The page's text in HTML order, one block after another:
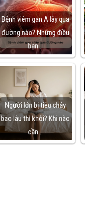
Bệnh viêm gan A lây qua
đường nào? Những điều
bạn…
Người lớn bị tiêu chảy
bao lâu thì khỏi? Khi nào
cần…